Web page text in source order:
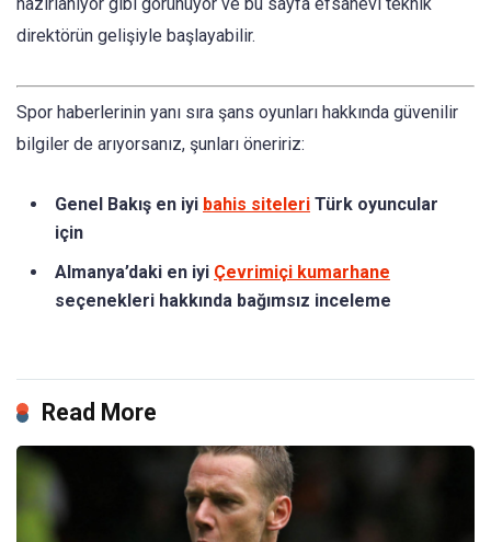
direktörün gelişiyle başlayabilir.
Spor haberlerinin yanı sıra şans oyunları hakkında güvenilir
bilgiler de arıyorsanız, şunları öneririz:
Genel Bakış en iyi bahis siteleri Türk oyuncular
için
Almanya’daki en iyi Çevrimiçi kumarhane
seçenekleri hakkında bağımsız inceleme
Read More